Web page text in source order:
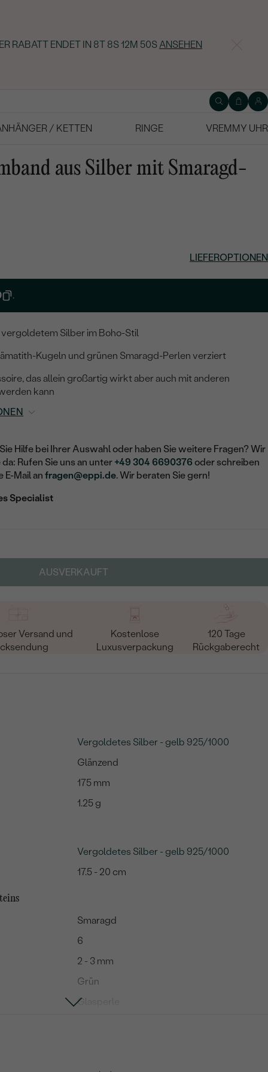
RABATT ENDET IN 8T 8S 12M 49SANSEHEN
/ KETTEN RINGE
VREMMY UHR
aus Silber mit Smaragd-
LIEFEROPTIONEN
.
Silber im Boho-Stil
Kugeln und grünen Smaragd-Perlen verziert
das allein großartig wirkt aber auch mit anderen
kann
Hilfe bei Ihrer Auswahl oder haben Sie weitere Fragen? Wir
Rufen Sie uns an unter +49 304 6690376 oder schreiben
E-Mail anfragen@eppi.de. Wir beraten Sie gern!
Specialist
AUSVERKAUFT
Versand und
Kostenlose
Luxusverpackung
120 Tage
Rückgaberecht
Vergoldetes Silber - gelb 925/1000
Glänzend
175 mm
1.25 g
Vergoldetes Silber - gelb 925/1000
17.5 - 20 cm
Smaragd
6
2 - 3 mm
Grün
Glasperle